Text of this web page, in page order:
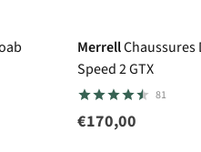
MerrellChaussures
Speed 2 GTX
81
€170,00